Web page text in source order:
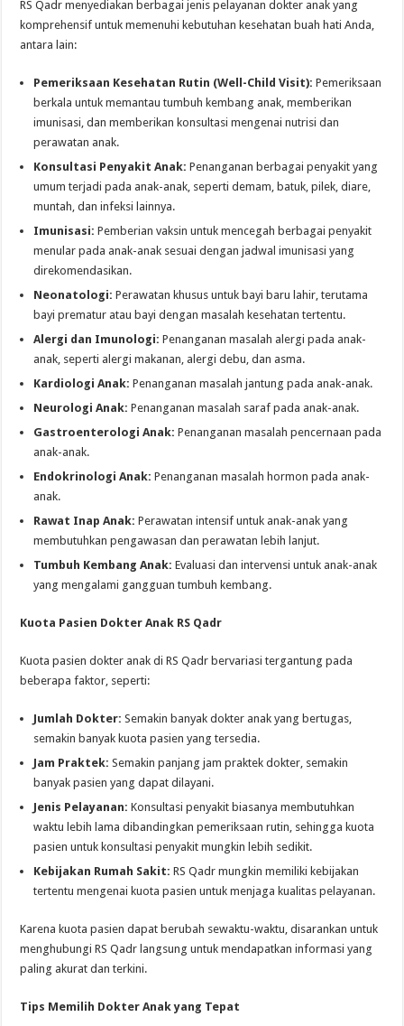
RS Qadr menyediakan berbagai jenis pelayanan dokter anak yang
komprehensif untuk memenuhi kebutuhan kesehatan buah hati Anda,
antara lain:
Pemeriksaan Kesehatan Rutin (Well-Child Visit): Pemeriksaan
berkala untuk memantau tumbuh kembang anak, memberikan
imunisasi, dan memberikan konsultasi mengenai nutrisi dan
perawatan anak.
Konsultasi Penyakit Anak: Penanganan berbagai penyakit yang
umum terjadi pada anak-anak, seperti demam, batuk, pilek, diare,
muntah, dan infeksi lainnya.
Imunisasi: Pemberian vaksin untuk mencegah berbagai penyakit
menular pada anak-anak sesuai dengan jadwal imunisasi yang
direkomendasikan.
Neonatologi: Perawatan khusus untuk bayi baru lahir, terutama
bayi prematur atau bayi dengan masalah kesehatan tertentu.
Alergi dan Imunologi: Penanganan masalah alergi pada anak-
anak, seperti alergi makanan, alergi debu, dan asma.
Kardiologi Anak: Penanganan masalah jantung pada anak-anak.
Neurologi Anak: Penanganan masalah saraf pada anak-anak.
Gastroenterologi Anak: Penanganan masalah pencernaan pada
anak-anak.
Endokrinologi Anak: Penanganan masalah hormon pada anak-
anak.
Rawat Inap Anak: Perawatan intensif untuk anak-anak yang
membutuhkan pengawasan dan perawatan lebih lanjut.
Tumbuh Kembang Anak: Evaluasi dan intervensi untuk anak-anak
yang mengalami gangguan tumbuh kembang.
Kuota Pasien Dokter Anak RS Qadr
Kuota pasien dokter anak di RS Qadr bervariasi tergantung pada
beberapa faktor, seperti:
Jumlah Dokter: Semakin banyak dokter anak yang bertugas,
semakin banyak kuota pasien yang tersedia.
Jam Praktek: Semakin panjang jam praktek dokter, semakin
banyak pasien yang dapat dilayani.
Jenis Pelayanan: Konsultasi penyakit biasanya membutuhkan
waktu lebih lama dibandingkan pemeriksaan rutin, sehingga kuota
pasien untuk konsultasi penyakit mungkin lebih sedikit.
Kebijakan Rumah Sakit: RS Qadr mungkin memiliki kebijakan
tertentu mengenai kuota pasien untuk menjaga kualitas pelayanan.
Karena kuota pasien dapat berubah sewaktu-waktu, disarankan untuk
menghubungi RS Qadr langsung untuk mendapatkan informasi yang
paling akurat dan terkini.
Tips Memilih Dokter Anak yang Tepat